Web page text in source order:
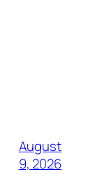
August
9, 2026